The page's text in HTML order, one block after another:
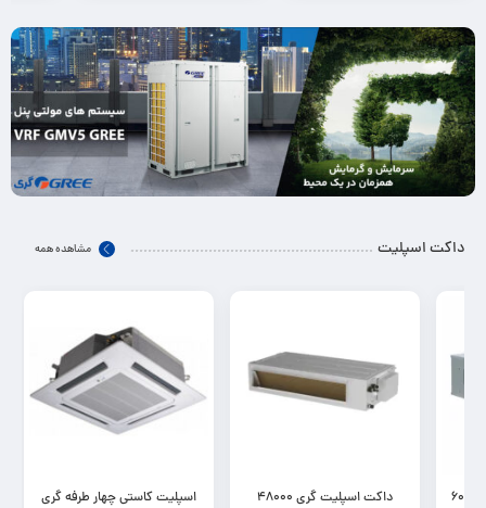
داکت اسپلیت مشاهده همه
کولر گازی داکت اسپلیت 60000
داکت اسپلیت گری 48000
اسپلیت کاستی چهار طرفه گری